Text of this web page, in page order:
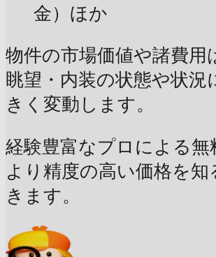
金）ほか
物件の市場価値や諸費用
眺望・内装の状態や状況
きく変動します。
経験豊富なプロによる無
より精度の高い価格を
きます。